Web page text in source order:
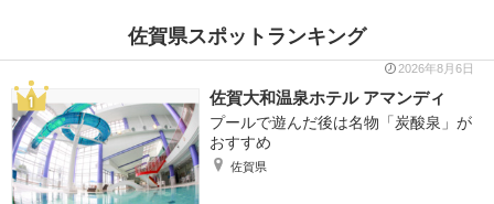
佐賀県スポットランキング
2026年8月6日
佐賀大和温泉ホテル アマンディ
プールで遊んだ後は名物「炭酸泉」が
おすすめ
佐賀県